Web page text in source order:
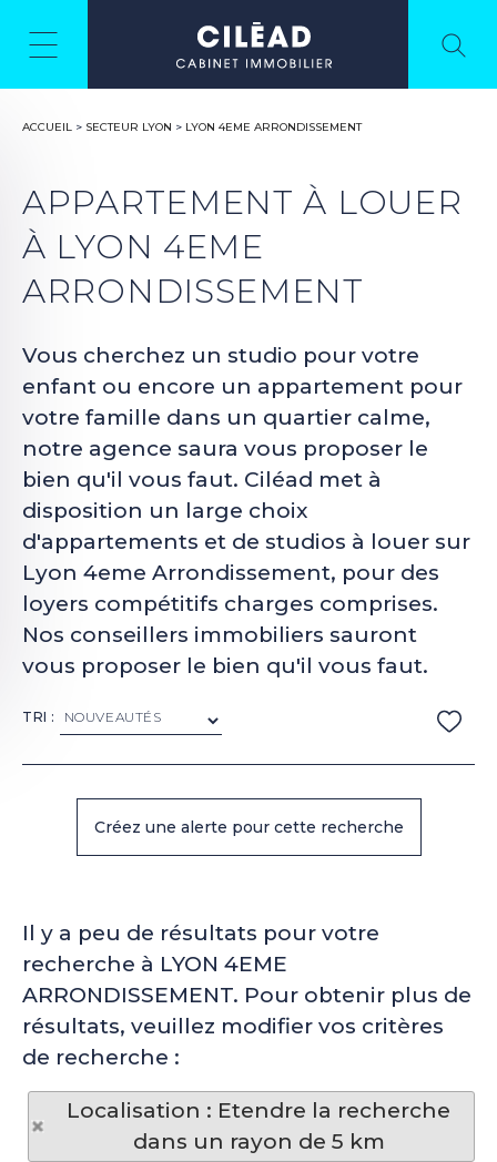
ACCUEIL > SECTEUR LYON > LYON 4EME ARRONDISSEMENT
APPARTEMENT À LOUER
À LYON 4EME
ARRONDISSEMENT
Vous cherchez un studio pour votre
enfant ou encore un appartement pour
votre famille dans un quartier calme,
notre agence saura vous proposer le
bien qu'il vous faut. Ciléad met à
disposition un large choix
d'appartements et de studios à louer sur
Lyon 4eme Arrondissement, pour des
loyers compétitifs charges comprises.
Nos conseillers immobiliers sauront
vous proposer le bien qu'il vous faut.
TRI :
Il y a peu de résultats pour votre
recherche à LYON 4EME
ARRONDISSEMENT. Pour obtenir plus de
résultats, veuillez modifier vos critères
de recherche :
Localisation : Etendre la recherche
dans un rayon de 5 km